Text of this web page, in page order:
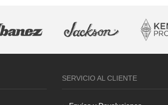
SERVICIO AL CLIENTE